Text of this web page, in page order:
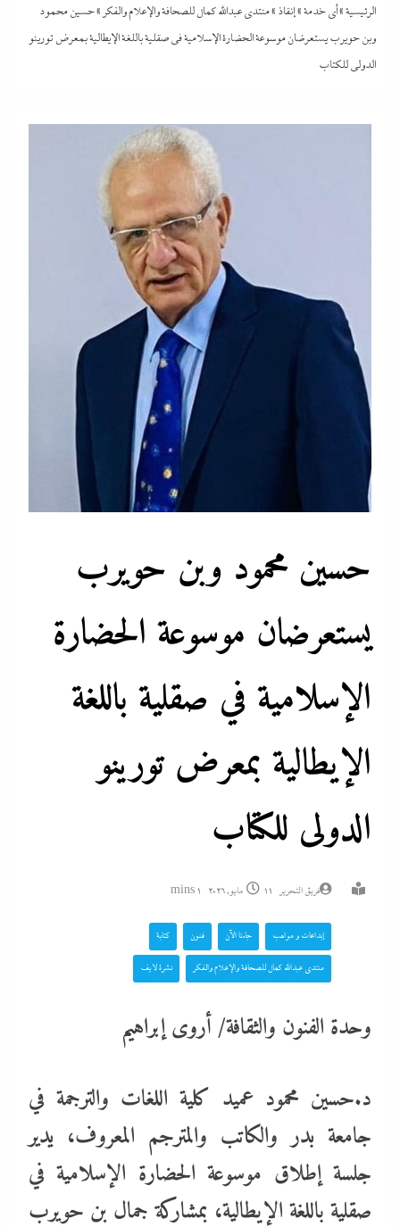
الرئيسية»أي خدمة»إنقاذ »منتدى عبدالله كمال للصحافة والإعلام والفكر »حسين محمود
وبن حويرب يستعرضان موسوعة الحضارة الإسلامية في صقلية باللغة الإيطالية بمعرض تورينو
الدولى للكتاب
حسين محمود وبن حويرب
يستعرضان موسوعة الحضارة
الإسلامية في صقلية باللغة
الإيطالية بمعرض تورينو
الدولى للكتاب
فريق التحرير 11 مايو، 2026 1 mins
إبداعات و مواهب جاءنا الآن فنون كتابة
منتدى عبدالله كمال للصحافة والإعلام والفكر نشرة لايف
وحدة الفنون والثقافة/ أروى إبراهيم
د.حسين محمود عميد كلية اللغات والترجمة في
جامعة بدر والكاتب والمترجم المعروف، يدير
جلسة إطلاق موسوعة الحضارة الإسلامية في
صقلية باللغة الإيطالية، بمشاركة جمال بن حويرب